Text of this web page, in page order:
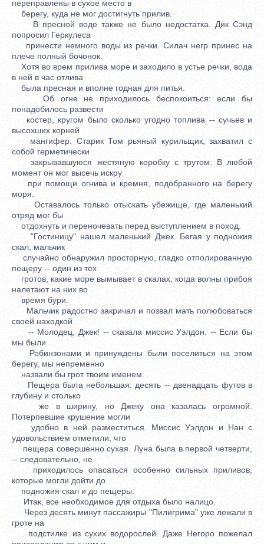
переправлены в сухое место в
берегу, куда не мог достигнуть прилив.
В пресной воде также не было недостатка. Дик Сэнд
попросил Геркулеса
принести немного воды из речки. Силач негр принес на
плече полный бочонок.
Хотя во врем прилива море и заходило в устье речки, вода
в ней в час отлива
была пресная и вполне годная для питья.
Об огне не приходилось беспокоиться: если бы
понадобилось развести
костер, кругом было сколько угодно топлива -- сучьев и
высохших корней
мангифер. Старик Том рьяный курильщик, захватил с
собой герметически
закрывавшуюся жестяную коробку с трутом. В любой
момент он мог высечь искру
при помощи огнива и кремня, подобранного на берегу
моря.
Оставалось только отыскать убежище, где маленький
отряд мог бы
отдохнуть и переночевать перед выступлением в поход.
"Гостиницу" нашел маленький Джек. Бегая у подножия
скал, мальчик
случайно обнаружил просторную, гладко отполированную
пещеру -- один из тех
гротов, какие море вымывает в скалах, когда волны прибоя
налетают на них во
время бури.
Мальчик радостно закричал и позвал мать полюбоваться
своей находкой.
-- Молодец, Джек! -- сказала миссис Уэлдон. -- Если бы
мы были
Робинзонами и принуждены были поселиться на этом
берегу, мы непременно
назвали бы грот твоим именем.
Пещера была небольшая: десять -- двенадцать футов в
глубину и столько
же в ширину, но Джеку она казалась огромной.
Потерпевшие крушение могли
удобно в ней разместиться. Миссис Уэлдон и Нан с
удовольствием отметили, что
пещера совершенно сухая. Луна была в первой четверти,
-- следовательно, не
приходилось опасаться особенно сильных приливов,
которые могли дойти до
подножия скал и до пещеры.
Итак, все необходимое для отдыха было налицо.
Через десять минут пассажиры "Пилигрима" уже лежали в
гроте на
подстилке из сухих водорослей. Даже Негоро пожелал